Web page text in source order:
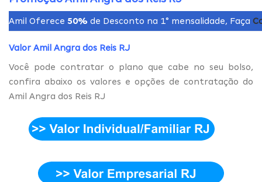
Amil Oferece 50% de Desconto na 1° mensalidade, Faça
Valor Amil Angra dos Reis RJ
Você pode contratar o plano que cabe no seu bolso,
confira abaixo os valores e opções de contratação do
Amil Angra dos Reis RJ